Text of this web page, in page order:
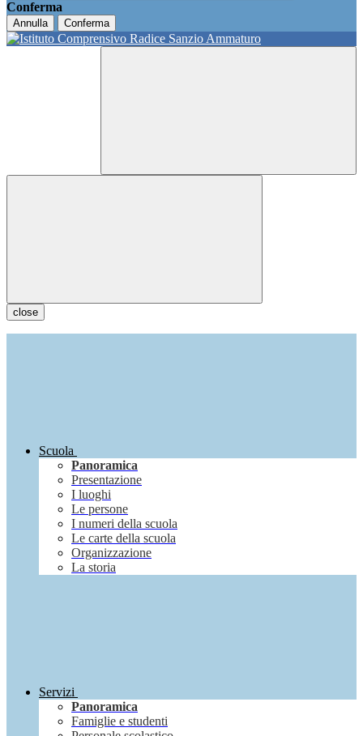
Conferma
Annulla Conferma
close
Scuola
Panoramica
Presentazione
I luoghi
Le persone
I numeri della scuola
Le carte della scuola
Organizzazione
La storia
Servizi
Panoramica
Famiglie e studenti